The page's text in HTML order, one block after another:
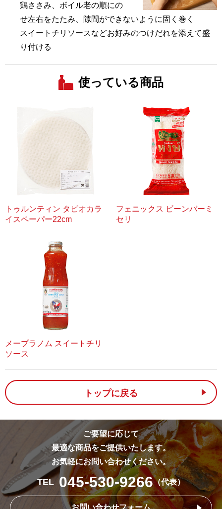
鶏ささみ、ボイル老の順にの
せ左右をたたみ、隙間ができないように固く巻く
スイートチリソースなどお好みのつけだれを添えて盛
り付ける
使っている商品
トゥルンティン タピオカラ
イスペーパー22cm
フェニックス ビーンバーミ
セリ
メープラノム スイートチリ
ソース
トップに戻る
ご要望に応じて
最適な商品をご提供いたします。
お気軽にお問い合わせください。
TEL 045-530-9266（代表）